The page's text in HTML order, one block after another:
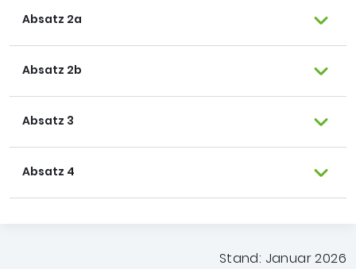
Absatz 2a
Absatz 2b
Absatz 3
Absatz 4
Stand: Januar 2026